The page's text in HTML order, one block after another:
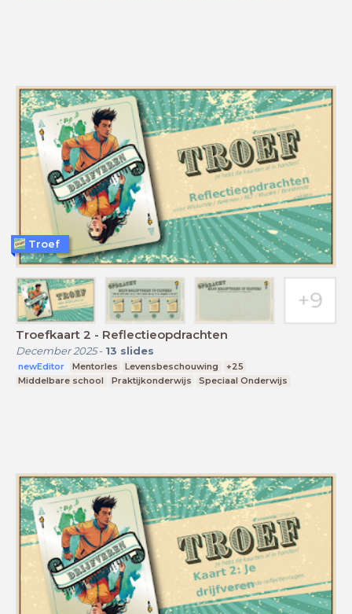
Troefkaart 2 - Reflectieopdrachten
December 2025- 13 slides
newEditor Mentorles Levensbeschouwing
+25
Middelbare school
Praktijkonderwijs Speciaal Onderwijs
Troef